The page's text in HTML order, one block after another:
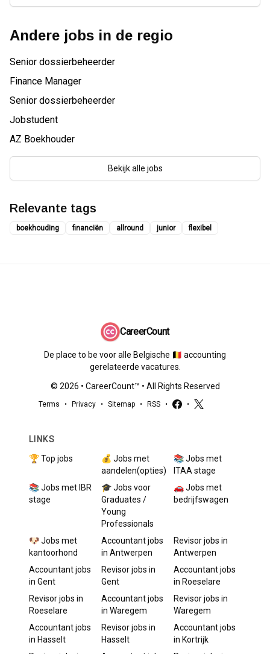
Andere jobs in de regio
Senior dossierbeheerder
Finance Manager
Senior dossierbeheerder
Jobstudent
AZ Boekhouder
Bekijk alle jobs
Relevante tags
boekhouding financiën allround junior flexibel
CareerCount
De place to be voor alle Belgische 🇧🇪 accounting
gerelateerde vacatures.
© 2026 • CareerCount™ • All Rights Reserved
Terms • Privacy • Sitemap • RSS • •
LINKS
🏆 Top jobs
💰 Jobs met
aandelen(opties)
📚 Jobs met
ITAA stage
📚 Jobs met IBR
stage
🎓 Jobs voor
Graduates /
Young
Professionals
🚗 Jobs met
bedrijfswagen
🐶 Jobs met
kantoorhond
Accountantjobs
in Antwerpen
Revisorjobs in
Antwerpen
Accountantjobs
in Gent
Revisorjobs in
Gent
Accountantjobs
in Roeselare
Revisorjobs in
Roeselare
Accountantjobs
in Waregem
Revisorjobs in
Waregem
Accountantjobs
in Hasselt
Revisorjobs in
Hasselt
Accountantjobs
in Kortrijk